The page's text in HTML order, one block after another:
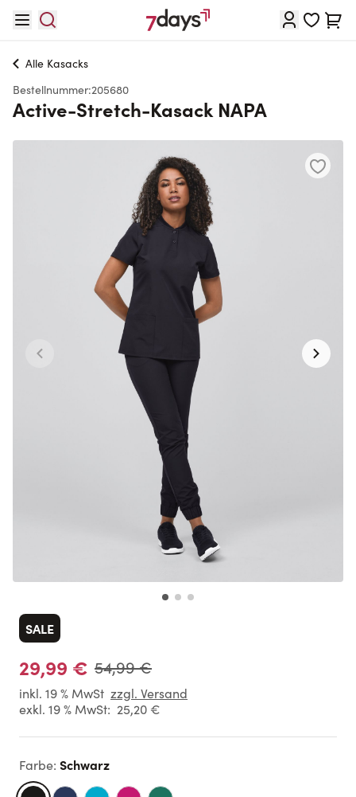
Alle Kasacks
Bestellnummer:205680
Active-Stretch-Kasack NAPA
SALE
29,99 € 54,99 €
inkl. 19 % MwSt zzgl. Versand
exkl. 19 % MwSt: 25,20 €
Farbe: Schwarz